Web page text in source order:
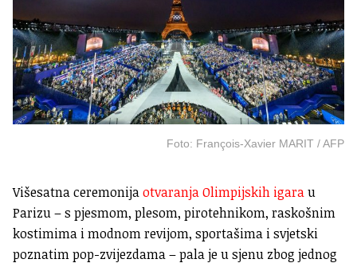
Foto: François-Xavier MARIT / AFP
Višesatna ceremonijaotvaranja Olimpijskih igarau
Parizu – s pjesmom, plesom, pirotehnikom, raskošnim
kostimima i modnom revijom, sportašima i svjetski
poznatim pop-zvijezdama – pala je u sjenu zbog jednog